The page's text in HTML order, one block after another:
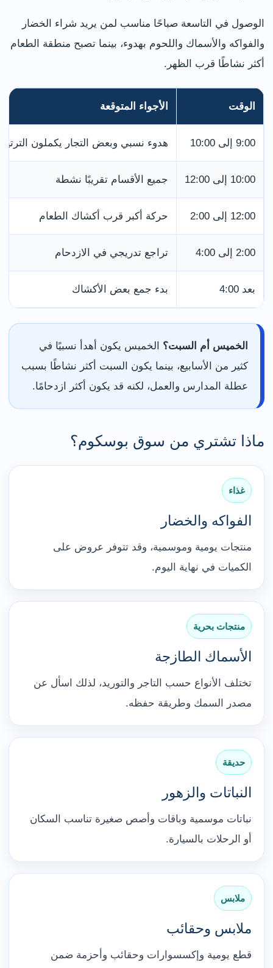
الوصول في التاسعة صباحًا مناسب لمن يريد شراء الخضار
والفواكه والأسماك واللحوم بهدوء، بينما تصبح منطقة الطعام
أكثر نشاطًا قرب الظهر.
الوقت الأجواء المتوقعة
9:00 إلى 10:00 هدوء نسبي وبعض التجار يكملون
10:00 إلى 12:00 جميع الأقسام تقريبًا نشطة
12:00 إلى 2:00 حركة أكبر قرب أكشاك الطعام
2:00 إلى 4:00 تراجع تدريجي في الازدحام
بعد 4:00 بدء جمع بعض الأكشاك
الخميس أم السبت؟ الخميس يكون أهدأ نسبيًا في
كثير من الأسابيع، بينما يكون السبت أكثر نشاطًا بسبب
عطلة المدارس والعمل، لكنه قد يكون أكثر ازدحامًا.
ماذا تشتري من سوق بوسكوم؟
غذاء
الفواكه والخضار
منتجات يومية وموسمية، وقد تتوفر عروض على
الكميات في نهاية اليوم.
منتجات بحرية
الأسماك الطازجة
تختلف الأنواع حسب التاجر والتوريد، لذلك اسأل عن
مصدر السمك وطريقة حفظه.
حديقة
النباتات والزهور
نباتات موسمية وباقات وأصص صغيرة تناسب السكان
أو الرحلات بالسيارة.
ملابس
ملابس وحقائب
قطع يومية وإكسسوارات وحقائب وأحزمة ضمن